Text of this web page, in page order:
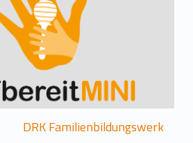
DRK Familienbildungswerk